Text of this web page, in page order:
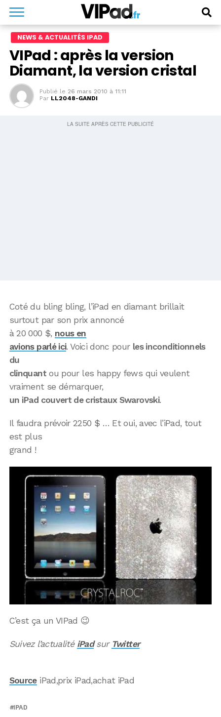
NEWS & ACTUALITÉS IPAD
VIPad : après la version
Diamant, la version cristal
Publié le 26 mars 2010 à 11:11
Par LL2048-GANDI
Coté du bling bling, l’iPad en diamant brillait
surtout par son prix annoncé
à 20 000 $, nous en
avions parlé ici. Voici donc pour les inconditionnels
du
clinquantou pour les happy fews qui veulent
vraiment se démarquer,
un iPad couvert de cristaux Swarovski.
Il faudra prévoir 2250 $ … Et oui, avec l’iPad, tout
est plus
grand !
C’est ça un VIPad 😉
Suivez l’actualité iPadsur Twitter
SourceiPad,prix iPad,achat iPad
IPAD